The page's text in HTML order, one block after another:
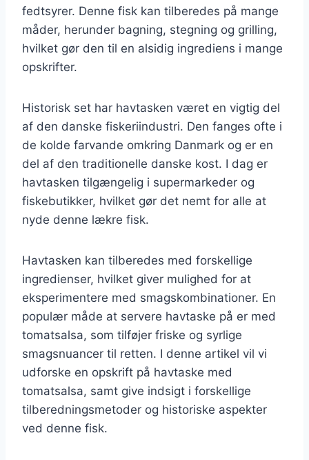
fedtsyrer. Denne fisk kan tilberedes på mange
måder, herunder bagning, stegning og grilling,
hvilket gør den til en alsidig ingrediens i mange
opskrifter.
Historisk set har havtasken været en vigtig del
af den danske fiskeriindustri. Den fanges ofte i
de kolde farvande omkring Danmark og er en
del af den traditionelle danske kost. I dag er
havtasken tilgængelig i supermarkeder og
fiskebutikker, hvilket gør det nemt for alle at
nyde denne lækre fisk.
Havtasken kan tilberedes med forskellige
ingredienser, hvilket giver mulighed for at
eksperimentere med smagskombinationer. En
populær måde at servere havtaske på er med
tomatsalsa, som tilføjer friske og syrlige
smagsnuancer til retten. I denne artikel vil vi
udforske en opskrift på havtaske med
tomatsalsa, samt give indsigt i forskellige
tilberedningsmetoder og historiske aspekter
ved denne fisk.